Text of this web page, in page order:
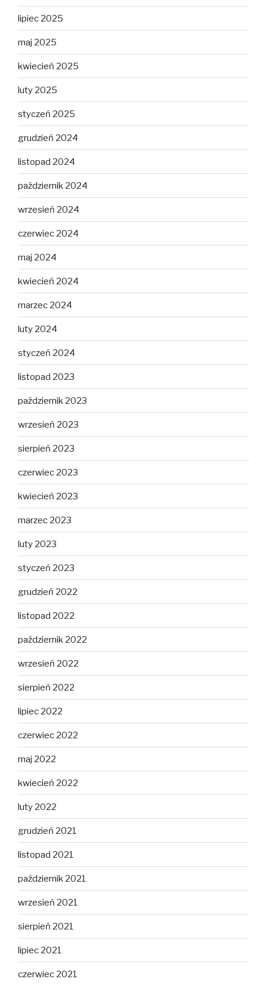
lipiec 2025
maj 2025
kwiecień 2025
luty 2025
styczeń 2025
grudzień 2024
listopad 2024
październik 2024
wrzesień 2024
czerwiec 2024
maj 2024
kwiecień 2024
marzec 2024
luty 2024
styczeń 2024
listopad 2023
październik 2023
wrzesień 2023
sierpień 2023
czerwiec 2023
kwiecień 2023
marzec 2023
luty 2023
styczeń 2023
grudzień 2022
listopad 2022
październik 2022
wrzesień 2022
sierpień 2022
lipiec 2022
czerwiec 2022
maj 2022
kwiecień 2022
luty 2022
grudzień 2021
listopad 2021
październik 2021
wrzesień 2021
sierpień 2021
lipiec 2021
czerwiec 2021